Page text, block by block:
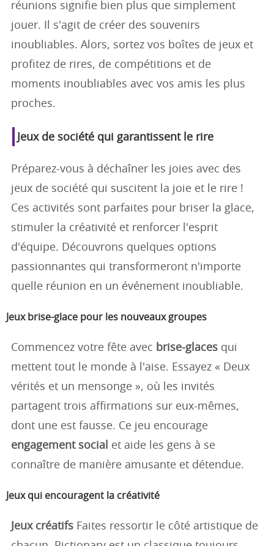
réunions signifie bien plus que simplement
jouer. Il s'agit de créer des souvenirs
inoubliables. Alors, sortez vos boîtes de jeux et
profitez de rires, de compétitions et de
moments inoubliables avec vos amis les plus
proches.
Jeux de société qui garantissent le rire
Préparez-vous à déchaîner les joies avec des
jeux de société qui suscitent la joie et le rire !
Ces activités sont parfaites pour briser la glace,
stimuler la créativité et renforcer l'esprit
d'équipe. Découvrons quelques options
passionnantes qui transformeront n'importe
quelle réunion en un événement inoubliable.
Jeux brise-glace pour les nouveaux groupes
Commencez votre fête avec brise-glaces qui
mettent tout le monde à l'aise. Essayez « Deux
vérités et un mensonge », où les invités
partagent trois affirmations sur eux-mêmes,
dont une est fausse. Ce jeu encourage
engagement social
et aide les gens à se
connaître de manière amusante et détendue.
Jeux qui encouragent la créativité
Jeux créatifs Faites ressortir le côté artistique de